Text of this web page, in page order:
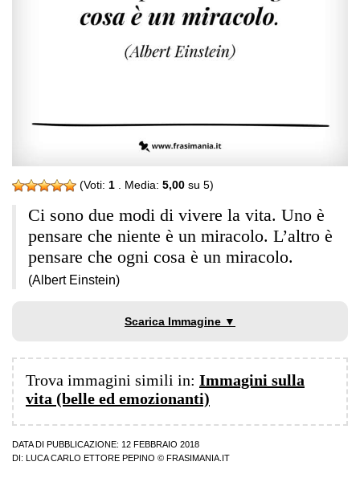
(Voti: 1 . Media: 5,00 su 5)
Ci sono due modi di vivere la vita. Uno è
pensare che niente è un miracolo. L’altro è
pensare che ogni cosa è un miracolo.
(Albert Einstein)
Scarica Immagine ▼
Trova immagini simili in: Immagini sulla
vita (belle ed emozionanti)
DATA DI PUBBLICAZIONE: 12 FEBBRAIO 2018
DI:
LUCA CARLO ETTORE PEPINO © FRASIMANIA.IT